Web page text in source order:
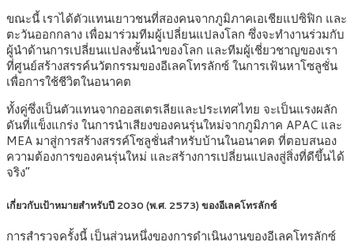
ขณะนี้ เราได้ตัวแทนเยาวชนที่สองคนจากภูมิภาคเอเชียแปซิฟิก และ
ตะวันออกกลาง เพื่อมาร่วมทีมผู้เปลี่ยนแปลงโลก ซึ่งจะทำงานร่วมกับ
ผู้นำด้านการเปลี่ยนแปลงชั้นนำของโลก และทีมผู้เชี่ยวชาญของเรา
ที่ศูนย์สร้างสรรค์นวัตกรรมของอีเลคโทรลักซ์ ในการเฟ้นหาโซลูชั่น
เพื่อการใช้ชีวิตในอนาคต
ทั้งคู่ซึ่งเป็นตัวแทนจากออสเตรเลียและประเทศไทย จะเป็นแรงผลัก
ดันที่แข็งแกร่ง ในการนำเสียงของคนรุ่นใหม่จากภูมิภาค APAC และ
MEA มาสู่การสร้างสรรค์โซลูชั่นสำหรับบ้านในอนาคต ที่ตอบสนอง
ความต้องการของคนรุ่นใหม่ และสร้างการเปลี่ยนแปลงสู่สิ่งที่ดีขึ้นได้
จริง”
เกี่ยวกับเป้าหมายสำหรับปี 2030 (พ.ศ. 2573) ของอีเลคโทรลักซ์
การสำรวจครั้งนี้ เป็นส่วนหนึ่งของการดำเนินงานของอีเลคโทรลักซ์